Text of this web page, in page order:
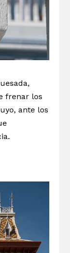
frenar los
ante los